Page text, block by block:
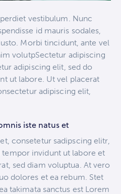
vestibulum. Nunc
id mauris sodales,
Morbi tincidunt, ante vel
volutpSectetur adipiscing
adipiscing elit, sed do
ut labore. Ut vel placerat
adipiscing elit,
iste natus et
consetetur sadipscing elitr,
invidunt ut labore et
sed diam voluptua. At vero
dolores et ea rebum. Stet
takimata sanctus est Lorem